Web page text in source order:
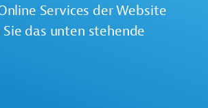
Services der Website
das unten stehende